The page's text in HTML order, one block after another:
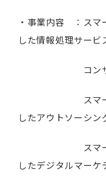
・事業内容 ：スマ
した情報処理サービ
コンサル
スマートロボ
したアウトソーシン
スマートロボ
したデジタルマーケ